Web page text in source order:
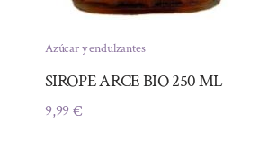
Azúcar y endulzantes
SIROPE ARCE BIO 250 ML
9,99€